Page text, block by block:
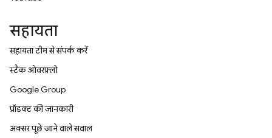
सहायता
सहायता टीम से संपर्क करें
स्टैक ओवरफ़्लो
Google Group
प्रॉडक्ट की जानकारी
अक्सर पूछे जाने वाले सवाल